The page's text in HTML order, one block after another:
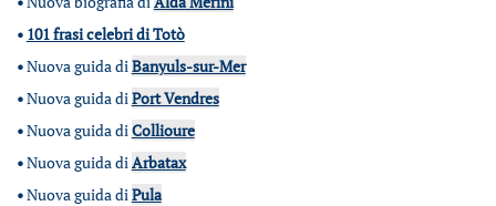
• 101 frasi celebri di Totò
•Nuova guida diBanyuls-sur-Mer
•Nuova guida diPort Vendres
•Nuova guida diCollioure
•Nuova guida diArbatax
•Nuova guida diPula